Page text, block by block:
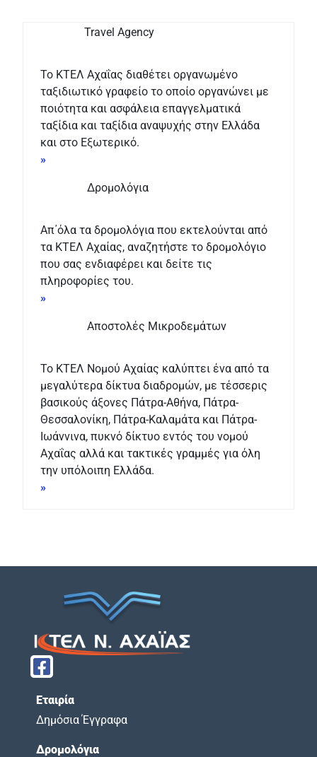
Travel Agency
Το ΚΤΕΛ Αχαΐας διαθέτει οργανωμένο
ταξιδιωτικό γραφείο το οποίο οργανώνει με
ποιότητα και ασφάλεια επαγγελματικά
ταξίδια και ταξίδια αναψυχής στην Ελλάδα
και στο Εξωτερικό.
»
Δρομολόγια
Απ΄όλα τα δρομολόγια που εκτελούνται από
τα ΚΤΕΛ Αχαίας, αναζητήστε το δρομολόγιο
που σας ενδιαφέρει και δείτε τις
πληροφορίες του.
»
Αποστολές Μικροδεμάτων
Το ΚΤΕΛ Νομού Αχαίας καλύπτει ένα από τα
μεγαλύτερα δίκτυα διαδρομών, με τέσσερις
βασικούς άξονες Πάτρα-Αθήνα, Πάτρα-
Θεσσαλονίκη, Πάτρα-Καλαμάτα και Πάτρα-
Ιωάννινα, πυκνό δίκτυο εντός του νομού
Αχαΐας αλλά και τακτικές γραμμές για όλη
την υπόλοιπη Ελλάδα.
»
Εταιρία
Δημόσια Έγγραφα
Δρομολόγια